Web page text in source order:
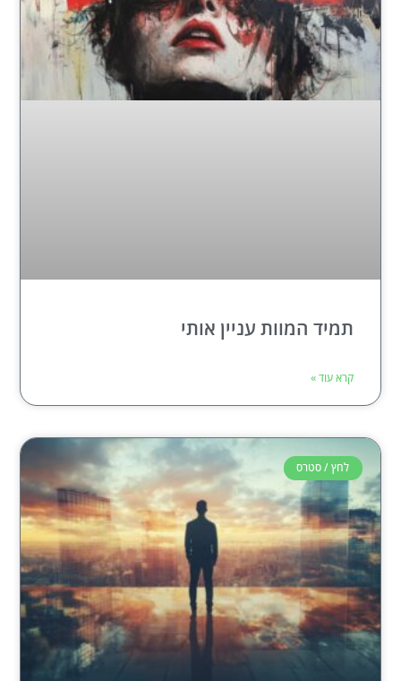
תמיד המוות עניין אותי
קרא עוד »
לחץ / סטרס